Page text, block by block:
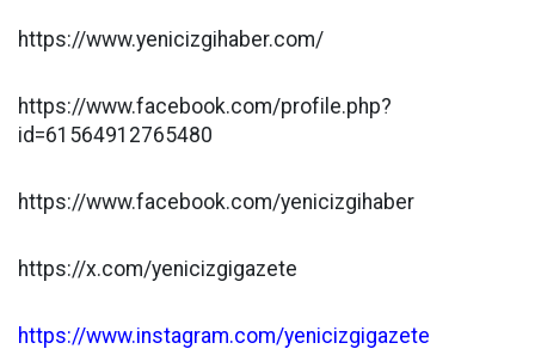
https://www.yenicizgihaber.com/
https://www.facebook.com/profile.php?
id=61564912765480
https://www.facebook.com/yenicizgihaber
https://x.com/yenicizgigazete
https://www.instagram.com/yenicizgigazete